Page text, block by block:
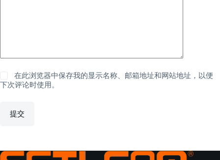
在此浏览器中保存我的显示名称、邮箱地址和网站地址，以便
下次评论时使用。
提交